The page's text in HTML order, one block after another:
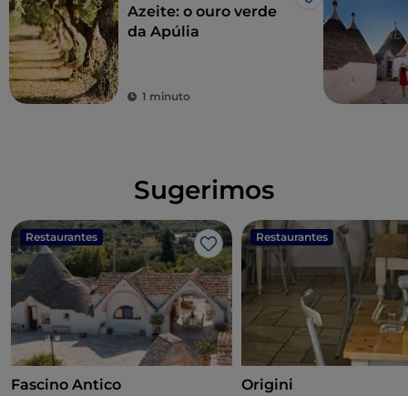
Gosto
Azeite: o ouro verde
da Apúlia
1 minuto
Sugerimos
Restaurantes
Gosto
Fascino Antico
Restaurantes
Origini